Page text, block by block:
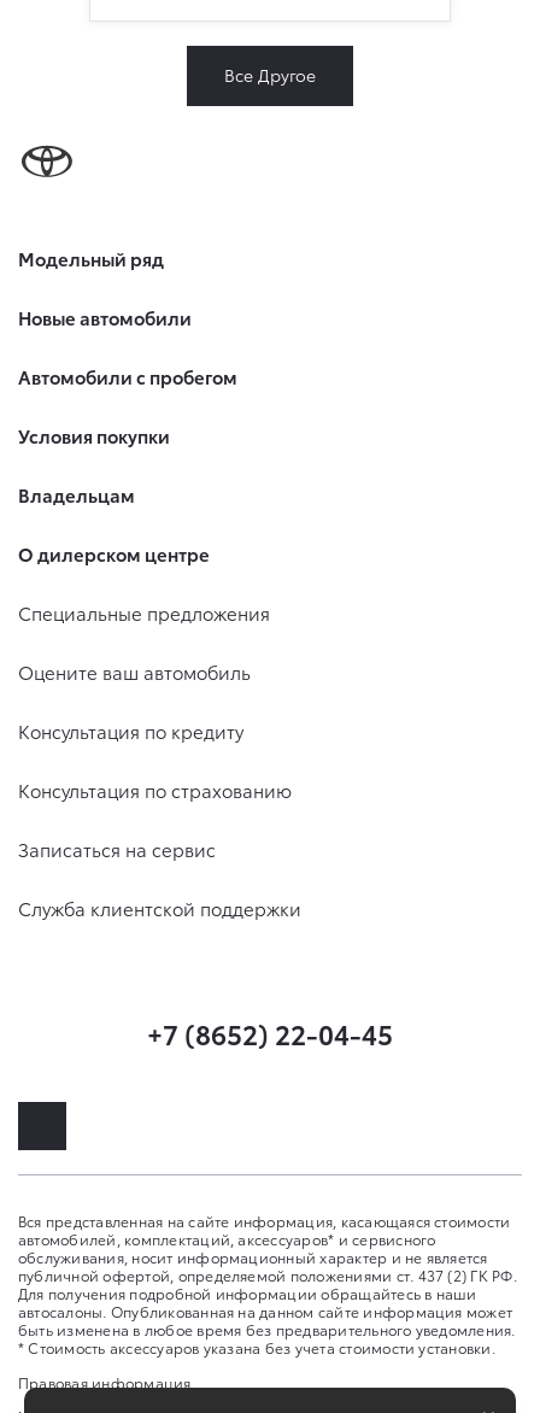
Все Другое
Модельный ряд
Новые автомобили
Автомобили с пробегом
Условия покупки
Владельцам
О дилерском центре
Специальные предложения
Оцените ваш автомобиль
Консультация по кредиту
Консультация по страхованию
Записаться на сервис
Служба клиентской поддержки
+7 (8652) 22-04-45
Вся представленная на сайте информация, касающаяся стоимости
автомобилей, комплектаций, аксессуаров* и сервисного
обслуживания, носит информационный характер и не является
публичной офертой, определяемой положениями ст. 437 (2) ГК РФ.
Для получения подробной информации обращайтесь в наши
автосалоны. Опубликованная на данном сайте информация может
быть изменена в любое время без предварительного уведомления.
* Стоимость аксессуаров указана без учета стоимости установки.
Правовая информация